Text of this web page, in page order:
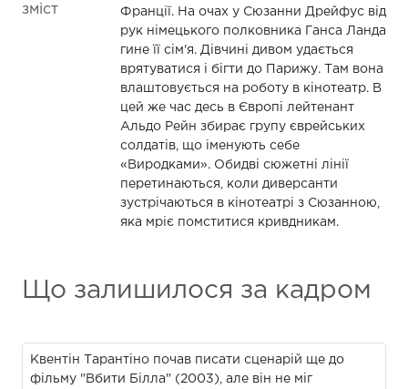
зміст
Франції. На очах у Сюзанни Дрейфус від
рук німецького полковника Ганса Ланда
гине її сім'я. Дівчині дивом удається
врятуватися і бігти до Парижу. Там вона
влаштовується на роботу в кінотеатр. В
цей же час десь в Європі лейтенант
Альдо Рейн збирає групу єврейських
солдатів, що іменують себе
«Виродками». Обидві сюжетні лінії
перетинаються, коли диверсанти
зустрічаються в кінотеатрі з Сюзанною,
яка мріє помститися кривдникам.
Що залишилося за кадром
Квентін Тарантіно почав писати сценарій ще до
фільму "Вбити Білла" (2003), але він не міг